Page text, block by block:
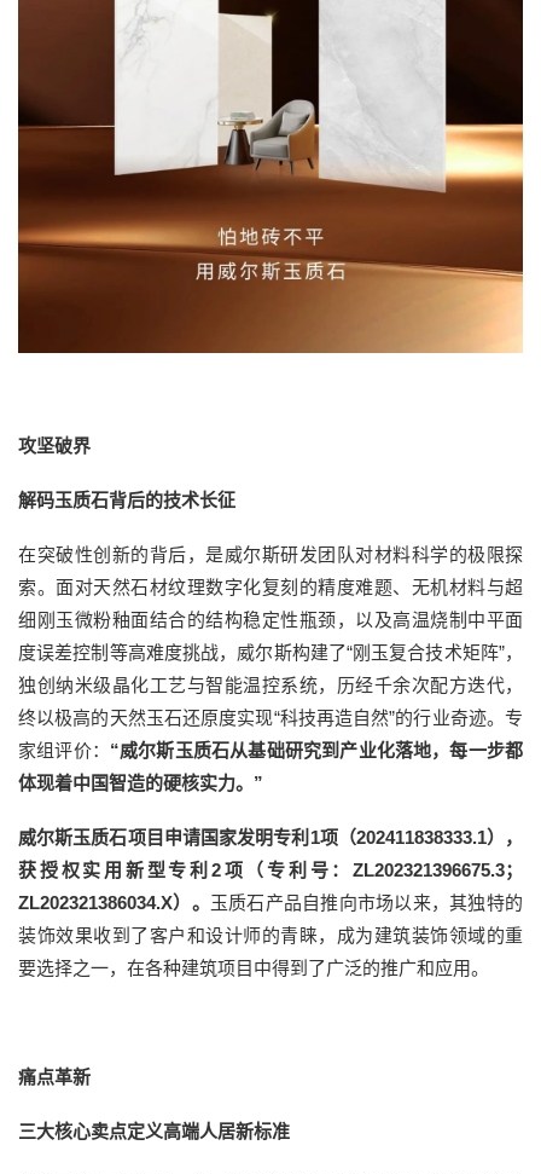
攻坚破界
解码玉质石背后的技术长征
在突破性创新的背后，是威尔斯研发团队对材料科学的极限探
索。面对天然石材纹理数字化复刻的精度难题、无机材料与超
细刚玉微粉釉面结合的结构稳定性瓶颈，以及高温烧制中平面
度误差控制等高难度挑战，威尔斯构建了“刚玉复合技术矩阵”，
独创纳米级晶化工艺与智能温控系统，历经千余次配方迭代，
终以极高的天然玉石还原度实现“科技再造自然”的行业奇迹。专
家组评价： “威尔斯玉质石从基础研究到产业化落地，每一步都
体现着中国智造的硬核实力。”
威尔斯玉质石项目申请国家发明专利1项（202411838333.1）
，
获授权实用新型专利2项（专利号： ZL202321396675.3；
ZL202321386034.X）。 玉质石产品自推向市场以来，其独特的
装饰效果收到了客户和设计师的青睐，成为建筑装饰领域的重
要选择之一，在各种建筑项目中得到了广泛的推广和应用。
痛点革新
三大核心卖点定义高端人居新标准